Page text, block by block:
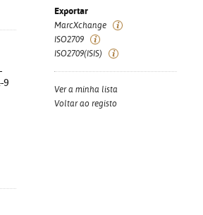
9
Exportar
MarcXchange
ISO2709
ISO2709(ISIS)
Ver a minha lista
Voltar ao registo